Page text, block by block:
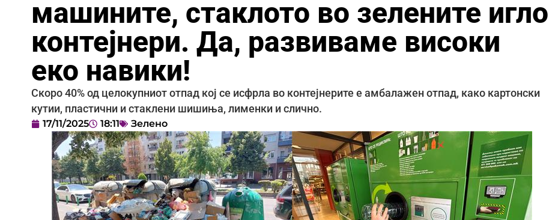
машините, стаклото во зелените игло
контејнери. Да, развиваме високи
еко навики!
Скоро 40% од целокупниот отпад кој се исфрла во контејнерите е амбалажен отпад, како картонски
кутии, пластични и стаклени шишиња, лименки и слично.
17/11/2025 18:11 Зелено